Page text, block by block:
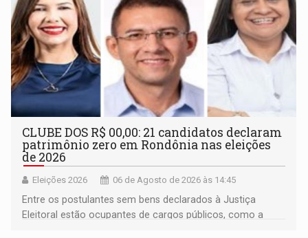
CLUBE DOS R$ 00,00: 21 candidatos declaram
patrimônio zero em Rondônia nas eleições
de 2026
Eleições 2026 06 de Agosto de 2026 às 14:45
Entre os postulantes sem bens declarados à Justiça
Eleitoral estão ocupantes de cargos públicos, como a